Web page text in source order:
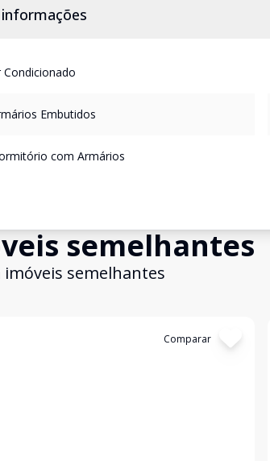
Condicionado
Embutidos
com Armários
semelhantes
imóveis semelhantes
Comparar